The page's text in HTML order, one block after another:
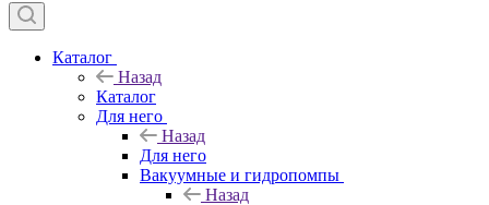
Каталог
Назад
Каталог
Для него
Назад
Для него
Вакуумные и гидропомпы
Назад